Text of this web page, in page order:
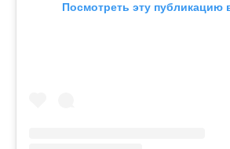
Посмотреть эту публикацию